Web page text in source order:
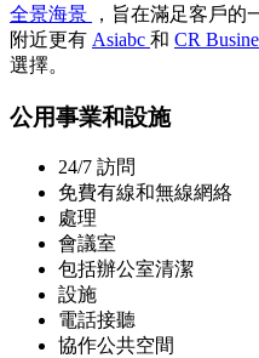
全景海景
，旨在滿足客戶的
附近更有 Asiabc 和 CR
選擇。
公用事業和設施
24/7 訪問
免費有線和無線網絡
處理
會議室
包括辦公室清潔
設施
電話接聽
協作公共空間